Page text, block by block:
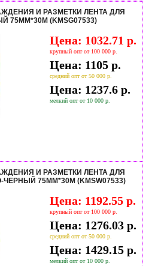
И РАЗМЕТКИ ЛЕНТА ДЛЯ
75ММ*30М (KMSG07533)
Цена: 1032.71 р.
крупный опт от 100 000 р.
Цена: 1105 р.
средний опт от 50 000 р.
Цена: 1237.6 р.
мелкий опт от 10 000 р.
И РАЗМЕТКИ ЛЕНТА ДЛЯ
75ММ*30М (KMSW07533)
Цена: 1192.55 р.
крупный опт от 100 000 р.
Цена: 1276.03 р.
средний опт от 50 000 р.
Цена: 1429.15 р.
мелкий опт от 10 000 р.